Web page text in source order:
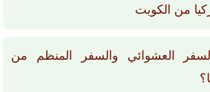
من الكويت
العشوائي والسفر المنظم من